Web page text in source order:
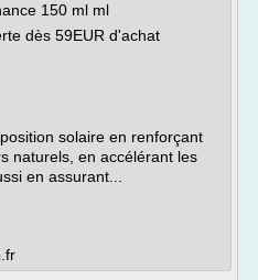
150 ml ml
dès 59EUR d'achat
solaire en renforçant
naturels, en accélérant les
en assurant...